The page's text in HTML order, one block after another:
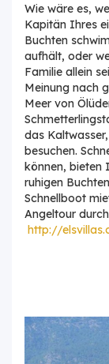
Wie wäre es,
Kapitän Ihres
Buchten
aufhält, oder
Familie allein
Meinung nach
Meer von
das
besuchen.
können, bieten
ruhigen
Schnellboot
Angeltour
http://